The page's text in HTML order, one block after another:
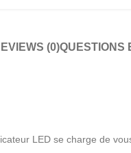
(0)QUESTIONS
LED se charge de